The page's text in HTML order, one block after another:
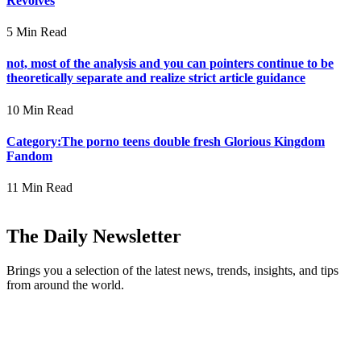
5 Min Read
not, most of the analysis and you can pointers continue to be
theoretically separate and realize strict article guidance
10 Min Read
Category:The porno teens double fresh Glorious Kingdom
Fandom
11 Min Read
The Daily Newsletter
Brings you a selection of the latest news, trends, insights, and tips
from around the world.